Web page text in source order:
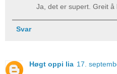
Ja, det er supert. Greit å
Svar
Høgt oppi lia 17.